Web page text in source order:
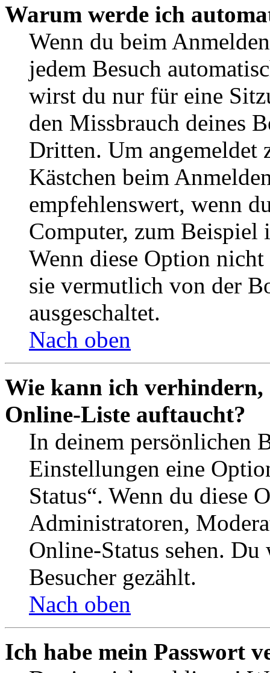
Warum werde ich
Wenn du beim
jedem Besuch
wirst du nur für eine
den Missbrauch deines
Dritten. Um angemeldet
Kästchen beim
empfehlenswert, wenn
Computer, zum Beispiel
Wenn diese Option
sie vermutlich von der
ausgeschaltet.
Nach oben
Wie kann ich verhindern,
Online-Liste auftaucht?
In deinem persönlichen
Einstellungen eine
Status“. Wenn du diese
Administratoren,
Online-Status sehen.
Besucher gezählt.
Nach oben
Ich habe mein Passwort